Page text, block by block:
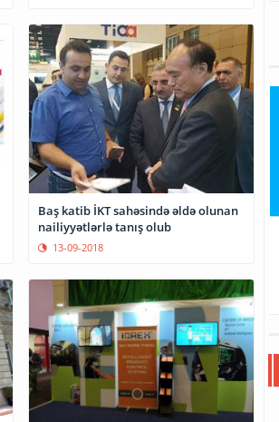
Baş katib İKT sahəsində əldə olunan
nailiyyətlərlə tanış olub
13-09-2018